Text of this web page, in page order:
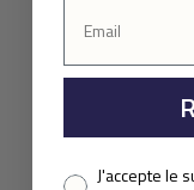
Pixel consent
J'accepte le